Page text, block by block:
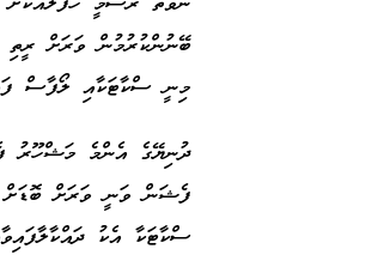
ބޭނުންކުރުމުން ވަރަށް ރީތި
މިނީ ސްކާޓަކާއި ލޯފާސް
ފެޝަން ވަނީ ވަރަށް ބޮޑަށް
ސްކާޓަކާ އެކު